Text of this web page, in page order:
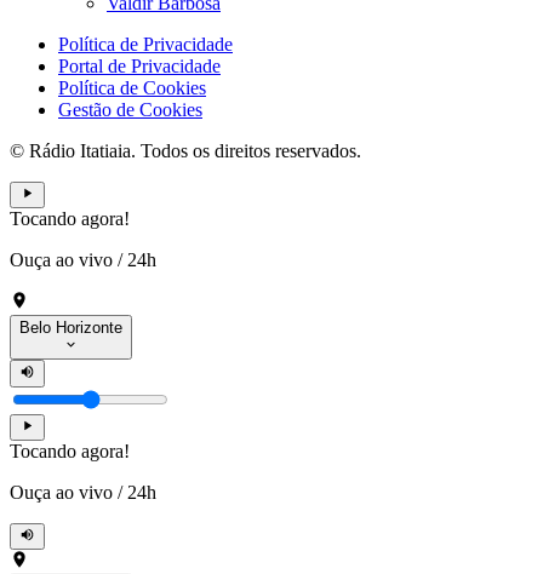
Política de Privacidade
Portal de Privacidade
Política de Cookies
Gestão de Cookies
© Rádio Itatiaia. Todos os direitos reservados.
Tocando agora!
Ouça ao vivo / 24h
Belo Horizonte
Tocando agora!
Ouça ao vivo / 24h